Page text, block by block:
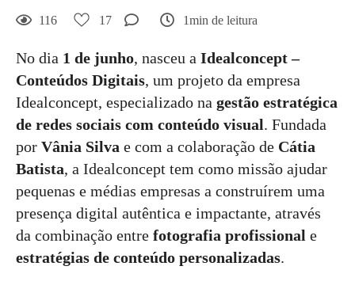
116 17 1min de leitura
No dia 1 de junho, nasceu a Idealconcept –
Conteúdos Digitais, um projeto da empresa
Idealconcept, especializado na gestão estratégica
de redes sociais com conteúdo visual. Fundada
por Vânia Silva e com a colaboração de Cátia
Batista, a Idealconcept tem como missão ajudar
pequenas e médias empresas a construírem uma
presença digital autêntica e impactante, através
da combinação entre fotografia profissional e
estratégias de conteúdo personalizadas.